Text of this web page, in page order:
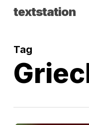
Skip
content
textstation
Tag